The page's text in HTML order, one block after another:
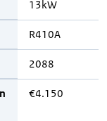
13kW
R410A
2088
€4.150